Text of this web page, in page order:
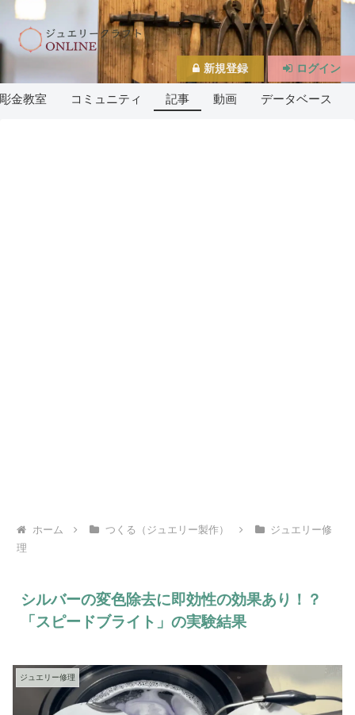
金教室 コミュニティ 記事 動画 データベース
ホーム つくる（ジュエリー製作）
ジュエリー修
理
シルバーの変色除去に即効性の効果あり！？
「スピードブライト」の実験結果
ジュエリー修理
新規登録 ログイン